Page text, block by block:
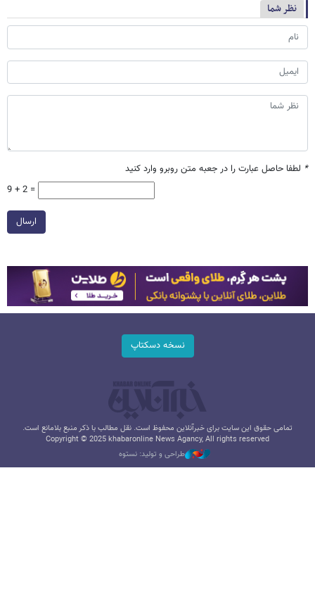
نظر شما
* لطفا حاصل عبارت را در جعبه متن روبرو وارد کنید
9 + 2 =
ارسال
نسخه دسکتاپ
تمامی حقوق این سایت برای خبرآنلاین محفوظ است. نقل مطالب با ذکر منبع بلامانع است.
Copyright © 2025 khabaronline News Agancy, All rights reserved
طراحی و تولید: نستوه